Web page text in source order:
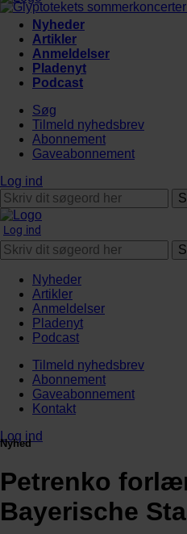
Nyheder
Artikler
Anmeldelser
Pladenyt
Podcast
Søg
Tilmeld nyhedsbrev
Abonnement
Gaveabonnement
Log ind
Log ind
Nyheder
Artikler
Anmeldelser
Pladenyt
Podcast
Tilmeld nyhedsbrev
Abonnement
Gaveabonnement
Kontakt
Log ind
Nyhed
Petrenko
Bayerische